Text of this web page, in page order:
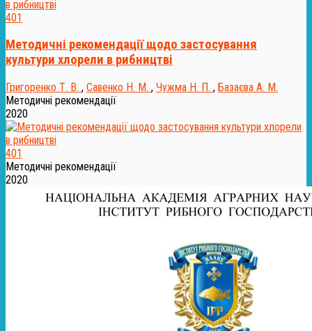
401
Методичні рекомендації щодо застосування
культури хлорели в рибництві
Григоренко Т. В. , Савенко Н. М. , Чужма Н. П. , Базаєва А. М.
Методичні рекомендації
2020
401
Методичні рекомендації
2020